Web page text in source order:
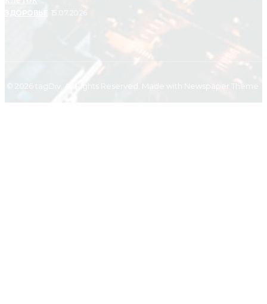
ЗДОРОВЬЕ
© 2026 tagDiv. All Rights Reserved. Made with Newspaper Theme.